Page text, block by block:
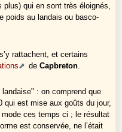
qui en sont très éloignés,
poids au landais ou basco-
rattachent, et certains
deCapbreton
landaise" : on comprend que
qui est mise aux goûts du jour,
ces temps ci ; le résultat
est conservée, ne l’était